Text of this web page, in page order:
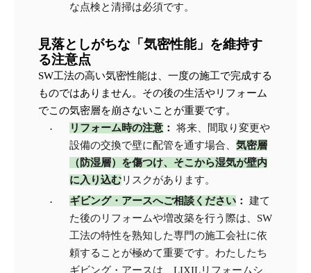
な点検と清掃は必須です。
見落としがちな「気密性能」を維持す
る注意点
SW工法の高い気密性能は、一度の施工で完成する
ものではありません。その後の生活やリフォーム
でこの気密層を崩さないことが重要です。
リフォーム時の注意 ：
将来、間取り変更や
設備の交換で壁に配管を通す場合、 気密層
（防湿層）を傷つけ、そこから湿気が壁内
に入り込むリスクがあります。
ギビング・アースへご相談ください ：
建て
た後のリフォームや増改築を行う際は、SW
工法の特性を熟知した専門の施工会社に依
頼することが極めて重要です。わたしたち
ギビング・アースは、LIXILリフォームシ